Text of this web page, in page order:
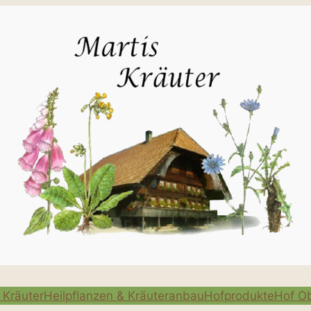
Heilpflanzen & KräuteranbauHofprodukteHof